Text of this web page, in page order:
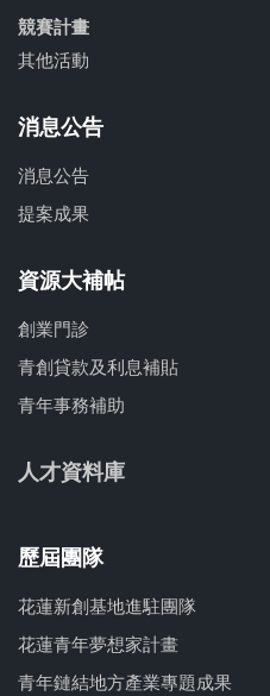
競賽計畫
其他活動
消息公告
消息公告
提案成果
資源大補帖
創業門診
青創貸款及利息補貼
青年事務補助
人才資料庫
歷屆團隊
花蓮新創基地進駐團隊
花蓮青年夢想家計畫
青年鏈結地方產業專題成果